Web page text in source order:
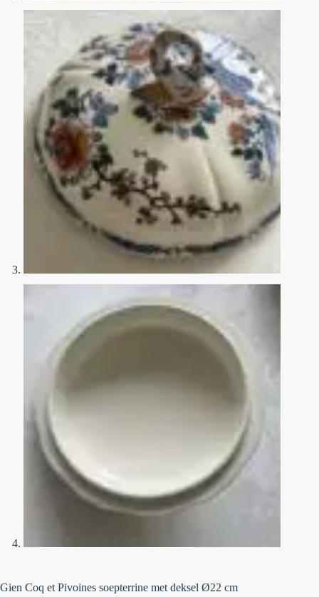
Gien Coq et Pivoines soepterrine met deksel Ø22 cm